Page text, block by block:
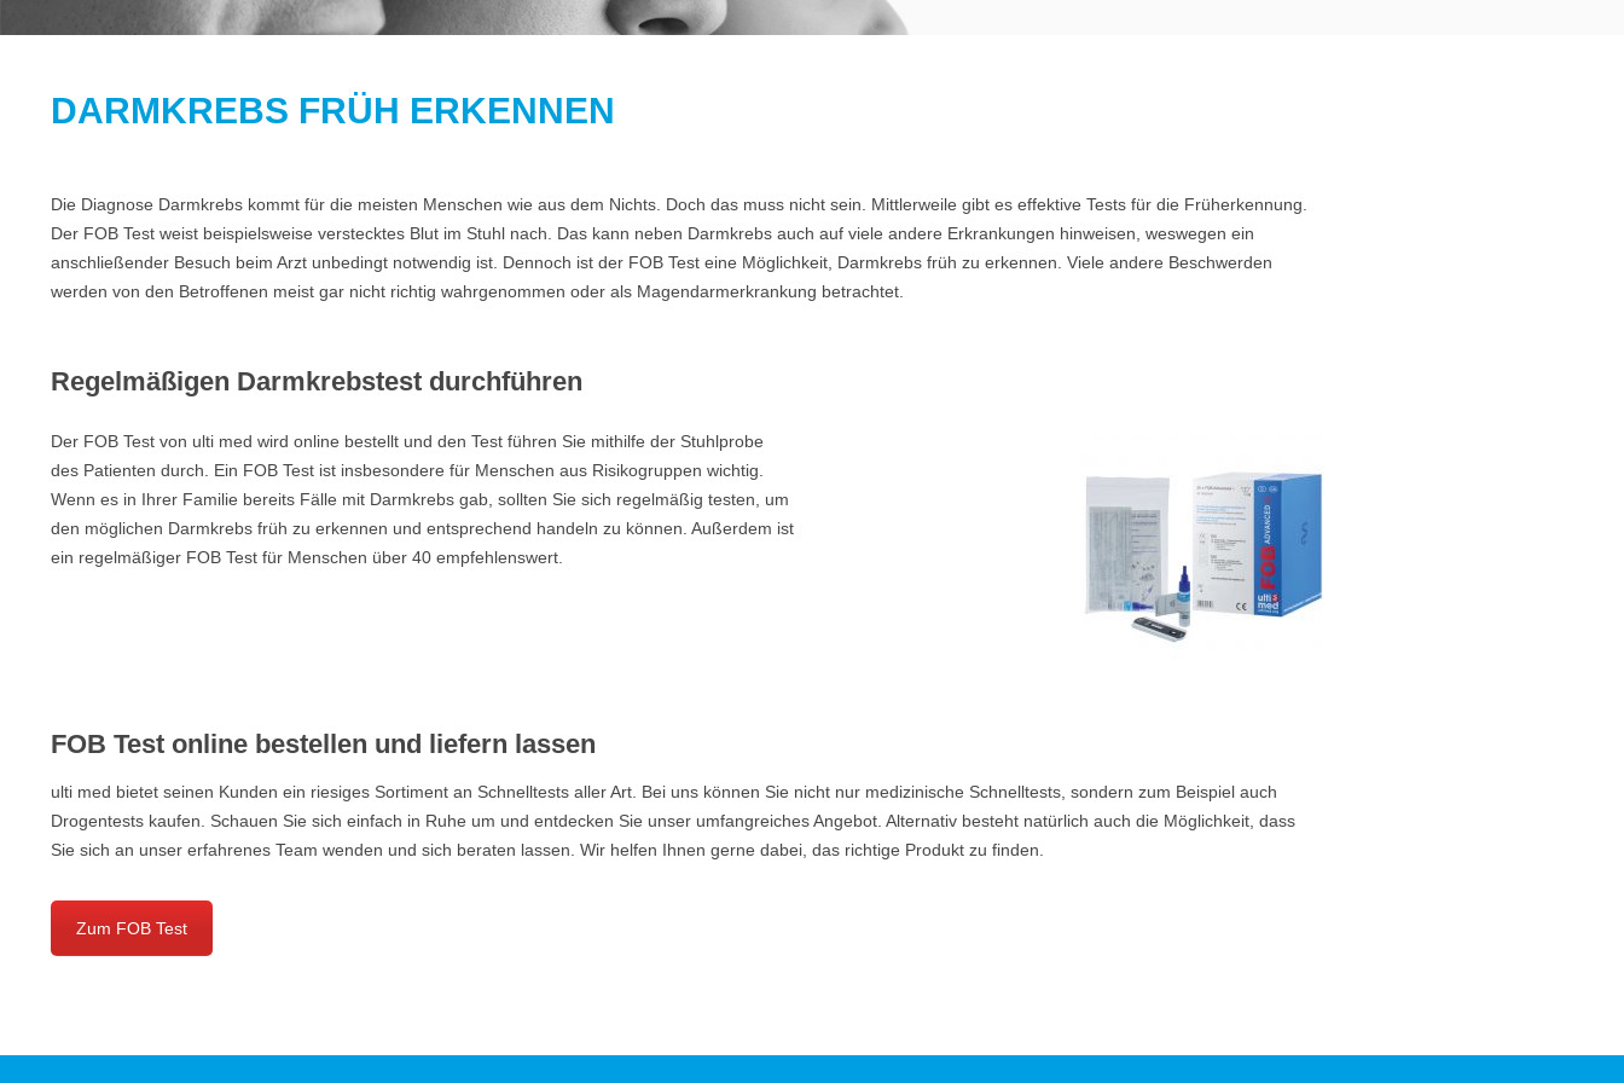
DARMKREBS FRÜH ERKENNEN
Die Diagnose Darmkrebs kommt für die meisten Menschen wie aus dem Nichts. Doch das muss nicht sein. Mittlerweile gibt es effektive Tests für die Früherkennung.
Der FOB Test weist beispielsweise verstecktes Blut im Stuhl nach. Das kann neben Darmkrebs auch auf viele andere Erkrankungen hinweisen, weswegen ein
anschließender Besuch beim Arzt unbedingt notwendig ist. Dennoch ist der FOB Test eine Möglichkeit, Darmkrebs früh zu erkennen. Viele andere Beschwerden
werden von den Betroffenen meist gar nicht richtig wahrgenommen oder als Magendarmerkrankung betrachtet.
Regelmäßigen Darmkrebstest durchführen
Der FOB Test von ulti med wird online bestellt und den Test führen Sie mithilfe der Stuhlprobe
des Patienten durch. Ein FOB Test ist insbesondere für Menschen aus Risikogruppen wichtig.
Wenn es in Ihrer Familie bereits Fälle mit Darmkrebs gab, sollten Sie sich regelmäßig testen, um
den möglichen Darmkrebs früh zu erkennen und entsprechend handeln zu können. Außerdem ist
ein regelmäßiger FOB Test für Menschen über 40 empfehlenswert.
FOB Test online bestellen und liefern lassen
ulti med bietet seinen Kunden ein riesiges Sortiment an Schnelltests aller Art. Bei uns können Sie nicht nur medizinische Schnelltests, sondern zum Beispiel auch
Drogentests kaufen. Schauen Sie sich einfach in Ruhe um und entdecken Sie unser umfangreiches Angebot. Alternativ besteht natürlich auch die Möglichkeit, dass
Sie sich an unser erfahrenes Team wenden und sich beraten lassen. Wir helfen Ihnen gerne dabei, das richtige Produkt zu finden.
Zum FOB Test